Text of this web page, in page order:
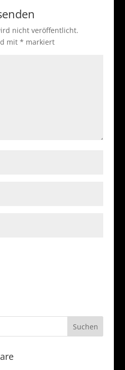
nicht veröffentlicht.
mit * markiert